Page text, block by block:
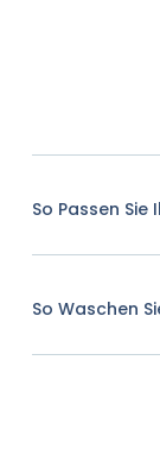
So Passen
So Waschen